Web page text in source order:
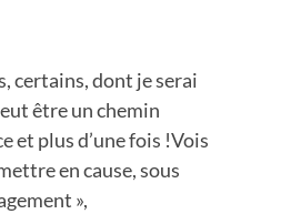
certains, dont je serai
être un chemin
et plus d’une fois !Vois
en cause, sous
»,